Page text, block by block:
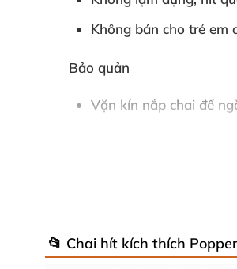
Không bán cho trẻ em
Bảo quản
Vặn kín nắp chai để
📂 Chai hít kích thích